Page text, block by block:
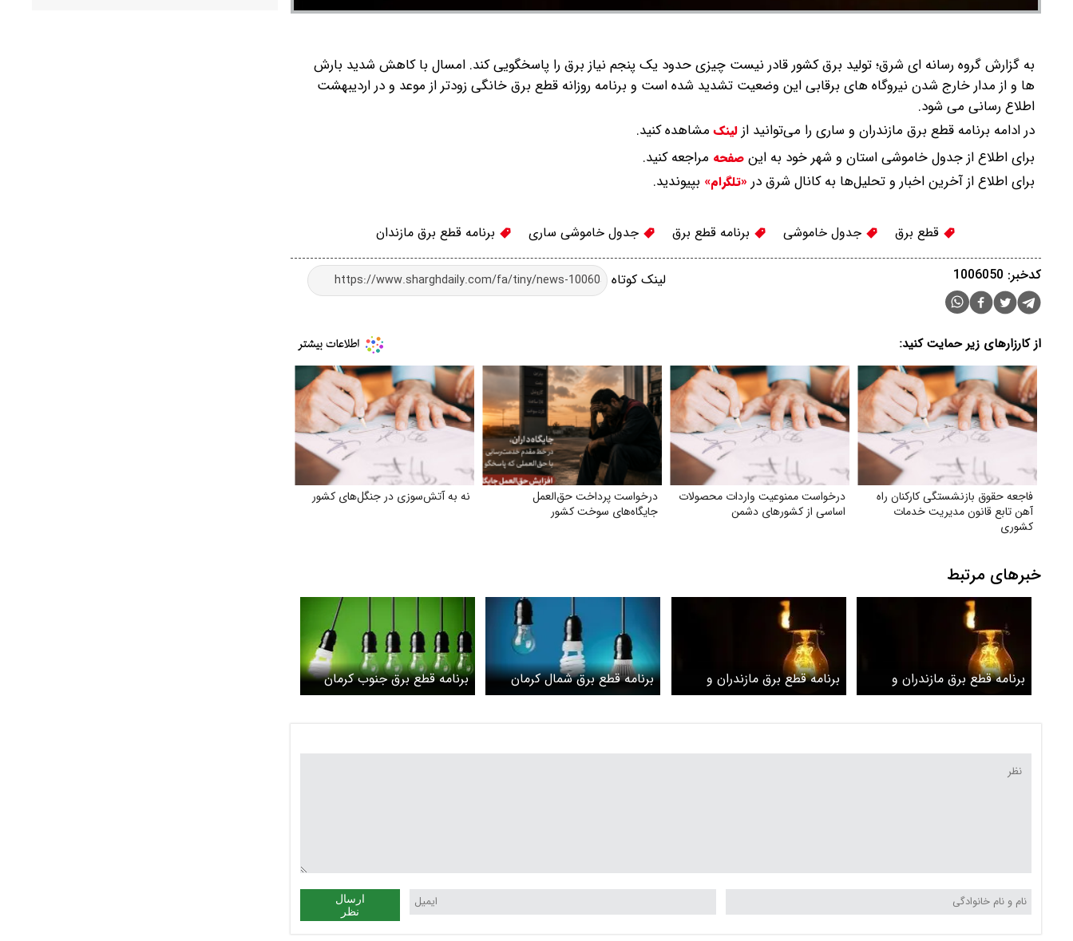
به گزارش گروه رسانه ای شرق؛ تولید برق کشور قادر نیست چیزی حدود یک پنجم نیاز برق را پاسخگویی کند. امسال با کاهش شدید بارش
ها و از مدار خارج شدن نیروگاه های برقابی این وضعیت تشدید شده است و برنامه روزانه قطع برق خانگی زودتر از موعد و در اردیبهشت
اطلاع رسانی می شود.
در ادامه برنامه قطع برق مازندران و ساری را می‌توانید از لینکمشاهده کنید.
برای اطلاع از جدول خاموشی استان و شهر خود به این صفحه مراجعه کنید.
برای اطلاع از آخرین اخبار و تحلیل‌ها به کانال شرق در «تلگرام» بپیوندید.
قطع برق جدول خاموشی برنامه قطع برق جدول خاموشی ساری برنامه قطع برق مازندان
لینک کوتاه کدخبر: 1006050
از کارزارهای زیر حمایت کنید:
فاجعه حقوق بازنشستگی کارکنان راه
آهن تابع قانون مدیریت خدمات
کشوری
درخواست ممنوعیت واردات محصولات
اساسی از کشورهای دشمن
درخواست پرداخت حق‌العمل
جایگاه‌های سوخت کشور
نه به آتش‌سوزی در جنگل‌های کشور
خبرهای مرتبط
برنامه قطع برق مازندران و
ساری امروز یکشنبه ۲۱
برنامه قطع برق مازندران و
ساری امروز دوشنبه ۱۵
برنامه قطع برق شمال کرمان
امروز دوشنبه ۲۲ اردیبهشت
برنامه قطع برق جنوب کرمان
امروز دوشنبه ۲۲ اردیبهشت
ارسال
نظر